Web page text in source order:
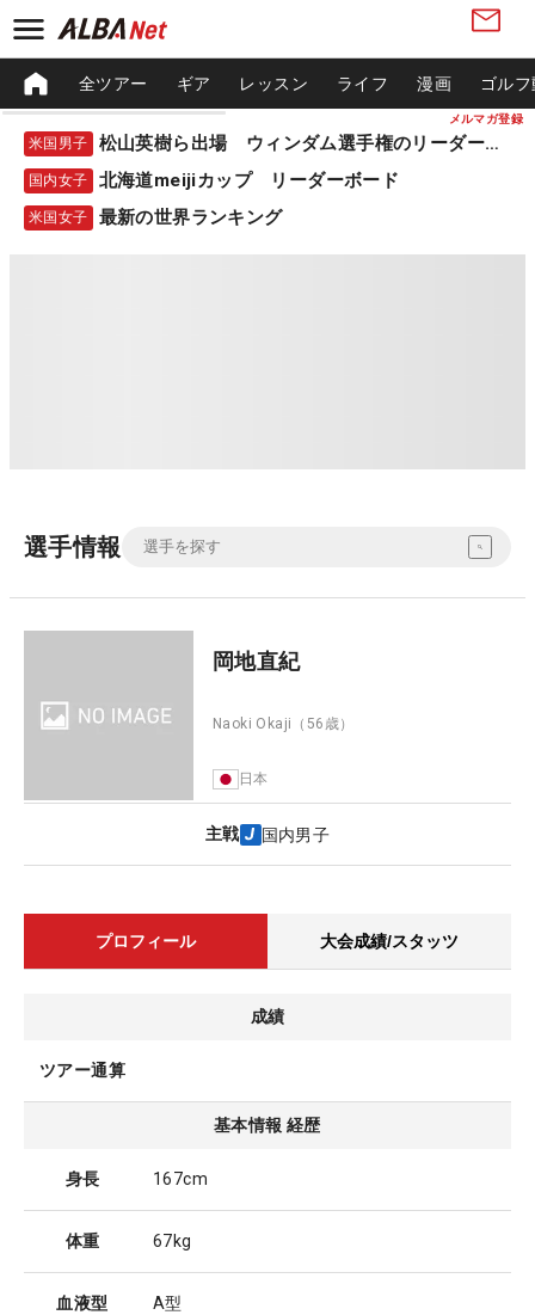
メルマガ登録
全ツアー ギア レッスン ライフ 漫画 ゴル
米国男子 松山英樹ら出場 ウィンダム選手権のリーダーボード
国内女子 北海道meijiカップ リーダーボード
米国女子 最新の世界ランキング
選手情報
岡地直紀
Naoki Okaji （56歳）
日本
主戦 国内男子
プロフィール 大会成績/スタッツ
成績
ツアー通算
基本情報 経歴
身長 167cm
体重 67kg
血液型 A型